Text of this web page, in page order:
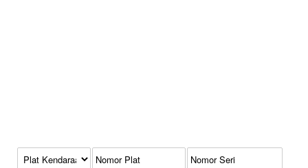
Kode Plat Kendaraan